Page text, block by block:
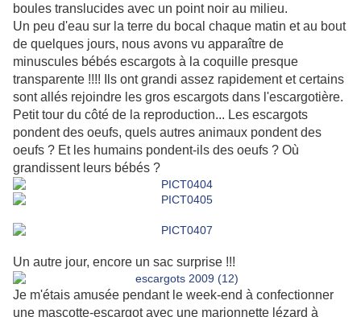
boules translucides avec un point noir au milieu.
Un peu d'eau sur la terre du bocal chaque matin et au bout
de quelques jours, nous avons vu apparaître de
minuscules bébés escargots à la coquille presque
transparente !!!! Ils ont grandi assez rapidement et certains
sont allés rejoindre les gros escargots dans l'escargotière.
Petit tour du côté de la reproduction... Les escargots
pondent des oeufs, quels autres animaux pondent des
oeufs ? Et les humains pondent-ils des oeufs ? Où
grandissent leurs bébés ?
Un autre jour, encore un sac surprise !!!
Je m'étais amusée pendant le week-end à confectionner
une mascotte-escargot avec une marionnette lézard à